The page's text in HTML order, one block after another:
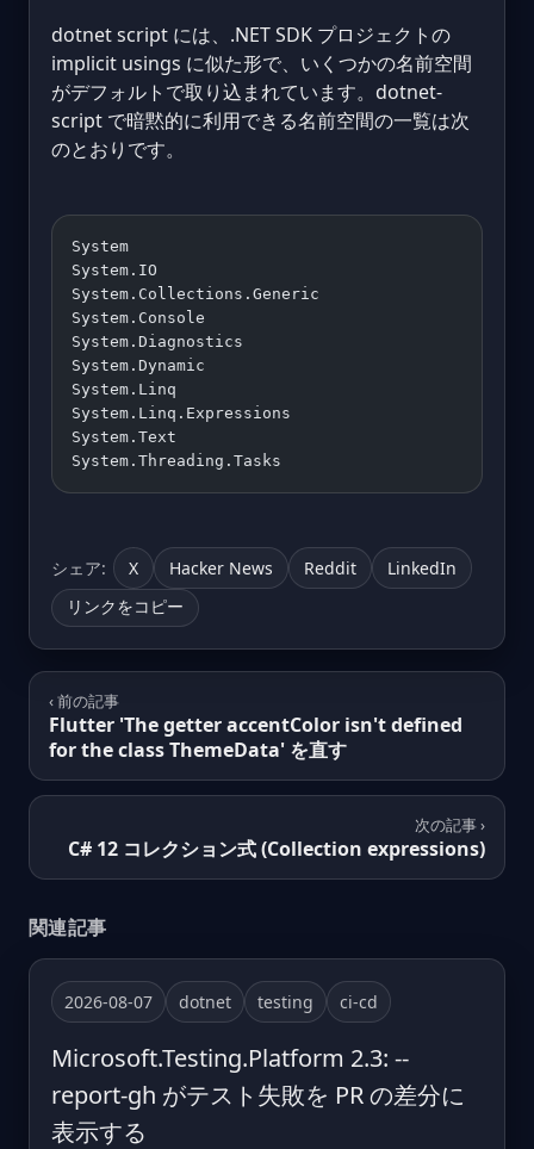
dotnet script には、.NET SDK プロジェクトの
implicit usings に似た形で、いくつかの名前空間
がデフォルトで取り込まれています。dotnet-
script で暗黙的に利用できる名前空間の一覧は次
のとおりです。
System
System.IO
System.Collections.Generic
System.Console
System.Diagnostics
System.Dynamic
System.Linq
System.Linq.Expressions
System.Text
System.Threading.Tasks
シェア: X Hacker News Reddit LinkedIn
リンクをコピー
‹ 前の記事
Flutter 'The getter accentColor isn't defined
for the class ThemeData' を直す
次の記事 ›
C# 12 コレクション式 (Collection expressions)
関連記事
2026-08-07 dotnet testing ci-cd
Microsoft.Testing.Platform 2.3: --
report-gh がテスト失敗を PR の差分に
表示する